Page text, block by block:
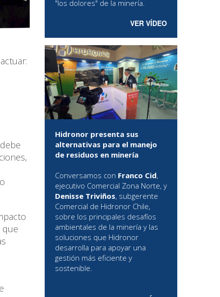
que
"los dolores" de la minería.
VER VÍDEO
Hidronor presenta sus
alternativas para el manejo
de residuos en minería
Conversamos con Franco Cid,
ejecutivo Comercial Zona Norte, y
Denisse Triviños, subgerente
Comercial de Hidronor Chile,
sobre los principales desafíos
ambientales de la minería y las
soluciones que Hidronor
desarrolla para apoyar una
gestión más eficiente y
sostenible.